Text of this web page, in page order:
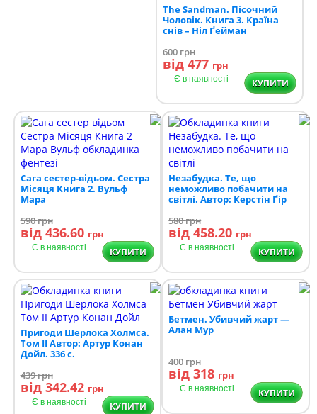
The Sandman. Пісочний
Чоловік. Книга 3. Країна
снів – Ніл Ґейман
600грн
від 477 грн
Є в наявності КУПИТИ
Сага сестер-відьом. Сестра
Місяця Книга 2. Вульф
Мара
590грн
від 436.60 грн
Є в наявності КУПИТИ
Незабудка. Те, що
неможливо побачити на
світлі. Автор: Керстін Ґір
580грн
від 458.20 грн
Є в наявності КУПИТИ
Пригоди Шерлока Холмса.
Том ІІ Автор: Артур Конан
Дойл. 336 с.
439грн
від 342.42 грн
Є в наявності КУПИТИ
Бетмен. Убивчий жарт —
Алан Мур
400грн
від 318 грн
Є в наявності КУПИТИ